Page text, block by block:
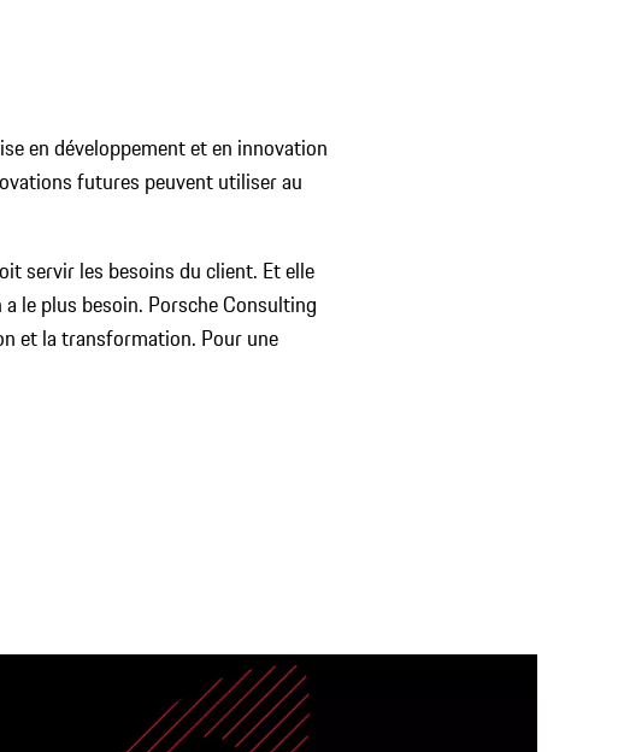
en développement et en innovation
futures peuvent utiliser au
servir les besoins du client. Et elle
le plus besoin. Porsche Consulting
et la transformation. Pour une